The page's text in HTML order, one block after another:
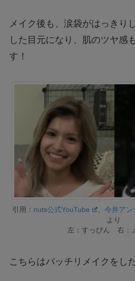
メイク後も、涙袋がはっきり
した目元になり、肌のツヤ感
す！
引用： nuts公式YouTube 、 今井アン
より
左：すっぴん 右：
こちらはバッチリメイクをし